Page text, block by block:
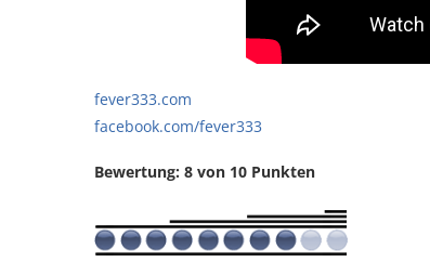
fever333.com
facebook.com/fever333
Bewertung: 8 von 10 Punkten